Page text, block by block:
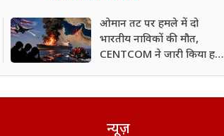
ओमान तट पर हमले में दो
भारतीय नाविकों की मौत,
CENTCOM ने जारी किया हमले
न्यूज़